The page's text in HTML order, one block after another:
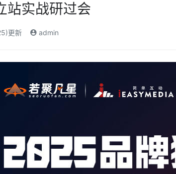
站实战研过会
更新 admin